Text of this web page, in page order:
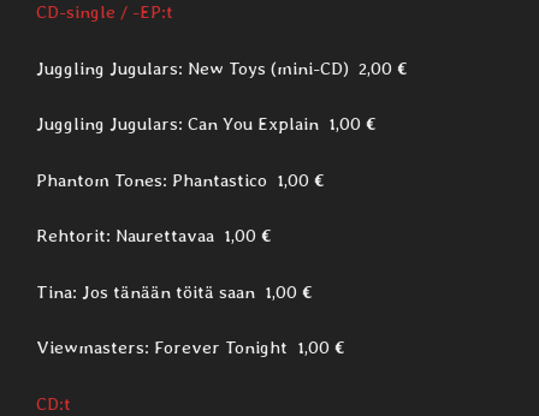
CD-single / -EP:t
Juggling Jugulars: New Toys (mini-CD) 2,00 €
Juggling Jugulars: Can You Explain 1,00 €
Phantom Tones: Phantastico 1,00 €
Rehtorit: Naurettavaa 1,00 €
Tina: Jos tänään töitä saan 1,00 €
Viewmasters: Forever Tonight 1,00 €
CD:t